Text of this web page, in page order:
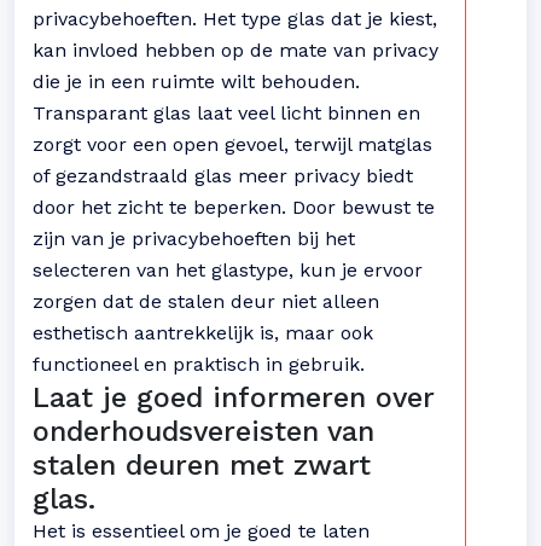
privacybehoeften. Het type glas dat je kiest,
kan invloed hebben op de mate van privacy
die je in een ruimte wilt behouden.
Transparant glas laat veel licht binnen en
zorgt voor een open gevoel, terwijl matglas
of gezandstraald glas meer privacy biedt
door het zicht te beperken. Door bewust te
zijn van je privacybehoeften bij het
selecteren van het glastype, kun je ervoor
zorgen dat de stalen deur niet alleen
esthetisch aantrekkelijk is, maar ook
functioneel en praktisch in gebruik.
Laat je goed informeren over
onderhoudsvereisten van
stalen deuren met zwart
glas.
Het is essentieel om je goed te laten